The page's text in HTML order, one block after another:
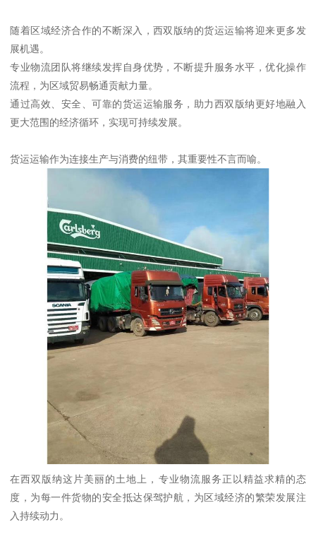
随着区域经济合作的不断深入，西双版纳的货运运输将迎来更多发
展机遇。
专业物流团队将继续发挥自身优势，不断提升服务水平，优化操作
流程，为区域贸易畅通贡献力量。
通过高效、安全、可靠的货运运输服务，助力西双版纳更好地融入
更大范围的经济循环，实现可持续发展。
货运运输作为连接生产与消费的纽带，其重要性不言而喻。
在西双版纳这片美丽的土地上，专业物流服务正以精益求精的态
度，为每一件货物的安全抵达保驾护航，为区域经济的繁荣发展注
入持续动力。